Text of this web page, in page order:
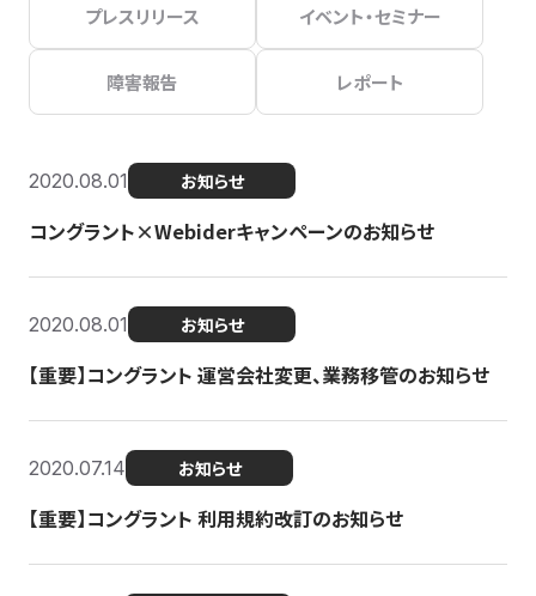
プレスリリース イベント・セミナー
障害報告 レポート
2020.08.01 お知らせ
コングラント×Webiderキャンペーンのお知らせ
2020.08.01 お知らせ
【重要】コングラント 運営会社変更、業務移管のお知らせ
2020.07.14 お知らせ
【重要】コングラント 利用規約改訂のお知らせ